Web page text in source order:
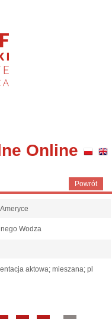
Online
Powrót
Wodza
aktowa; mieszana; pl